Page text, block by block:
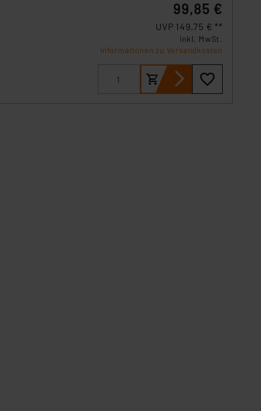
99,85 €
UVP 149,75 € **
inkl. MwSt.
Informationen zu Versandkosten